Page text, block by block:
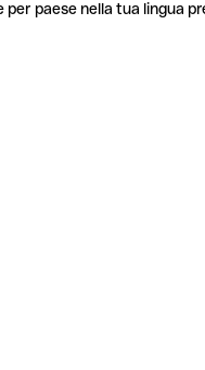
paese nella tua lingua